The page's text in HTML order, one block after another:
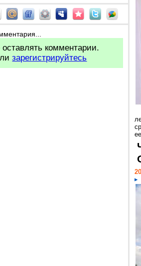
комментарии.
зарегистрируйтесь